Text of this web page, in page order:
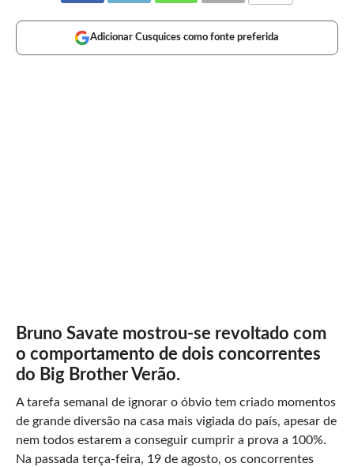
Adicionar Cusquices como fonte preferida
Bruno Savate mostrou-se revoltado com
o comportamento de dois concorrentes
do Big Brother Verão.
A tarefa semanal de ignorar o óbvio tem criado momentos
de grande diversão na casa mais vigiada do país, apesar de
nem todos estarem a conseguir cumprir a prova a 100%.
Na passada terça-feira, 19 de agosto, os concorrentes